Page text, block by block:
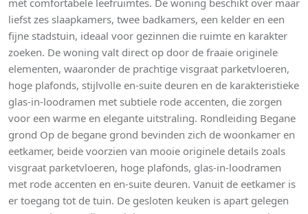
liefst zes slaapkamers, twee badkamers, een kelder en een
fijne stadstuin, ideaal voor gezinnen die ruimte en karakter
zoeken. De woning valt direct op door de fraaie originele
elementen, waaronder de prachtige visgraat parketvloeren,
hoge plafonds, stijlvolle en-suite deuren en de karakteristieke
glas-in-loodramen met subtiele rode accenten, die zorgen
voor een warme en elegante uitstraling. Rondleiding Begane
grond Op de begane grond bevinden zich de woonkamer en
eetkamer, beide voorzien van mooie originele details zoals
visgraat parketvloeren, hoge plafonds, glas-in-loodramen
met rode accenten en en-suite deuren. Vanuit de eetkamer is
er toegang tot de tuin. De gesloten keuken is apart gelegen